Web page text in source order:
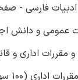
فارسی - صفحه 30 (100
و دانش اجتماعی
مقررات اداری و